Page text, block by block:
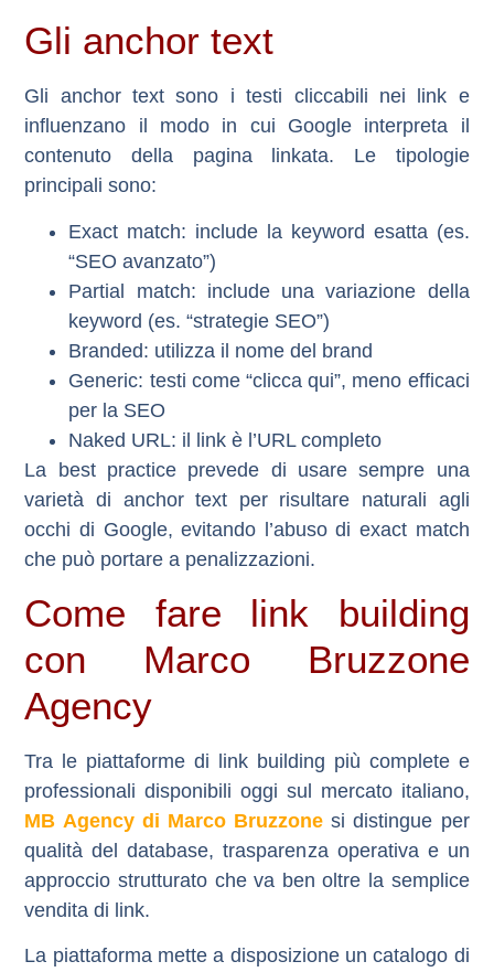
Gli anchor text
Gli anchor text sono i testi cliccabili nei link e
influenzano il modo in cui Google interpreta il
contenuto della pagina linkata. Le tipologie
principali sono:
Exact match: include la keyword esatta (es.
“SEO avanzato”)
Partial match: include una variazione della
keyword (es. “strategie SEO”)
Branded: utilizza il nome del brand
Generic: testi come “clicca qui”, meno efficaci
per la SEO
Naked URL: il link è l’URL completo
La best practice prevede di usare sempre una
varietà di anchor text per risultare naturali agli
occhi di Google, evitando l’abuso di exact match
che può portare a penalizzazioni.
Come fare link building
con Marco Bruzzone
Agency
Tra le piattaforme di link building più complete e
professionali disponibili oggi sul mercato italiano,
MB Agency di Marco Bruzzone si distingue per
qualità del database, trasparenza operativa e un
approccio strutturato che va ben oltre la semplice
vendita di link.
La piattaforma mette a disposizione un catalogo di